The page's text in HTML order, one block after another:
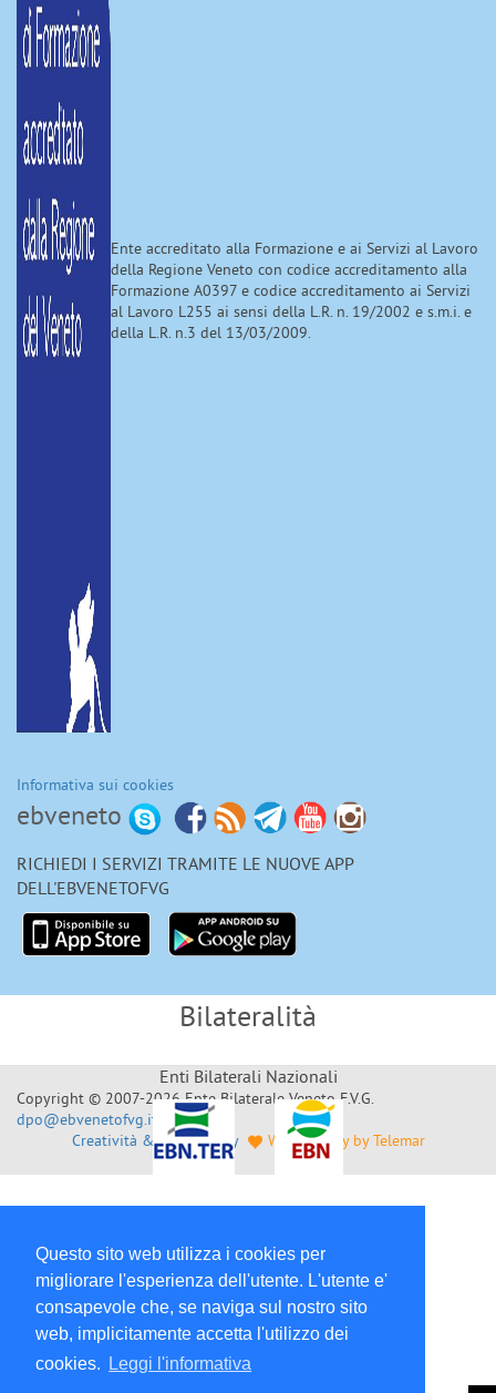
Questo sito web utilizza i cookies per
migliorare l'esperienza dell'utente. L'utente e'
consapevole che, se naviga sul nostro sito
web, implicitamente accetta l'utilizzo dei
cookies.
Leggi l'informativa
Ente accreditato alla Formazione e ai Servizi al Lavoro
della Regione Veneto con codice accreditamento alla
Formazione A0397 e codice accreditamento ai Servizi
al Lavoro L255 ai sensi della L.R. n. 19/2002 e s.m.i. e
della L.R. n.3 del 13/03/2009.
Informativa sui cookies
ebveneto
RICHIEDI I SERVIZI TRAMITE LE NUOVE APP
DELL'EBVENETOFVG
Bilateralità
Enti Bilaterali Nazionali
Copyright © 2007-2026 Ente Bilaterale Veneto F.V.G.
dpo@ebvenetofvg.it
Creatività & Sviluppo by
Web Agency by Telemar